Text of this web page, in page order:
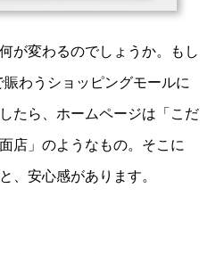
が変わるのでしょうか。もし
わうショッピングモールに
たら、ホームページは「こだ
店」のようなもの。そこに
、安心感があります。